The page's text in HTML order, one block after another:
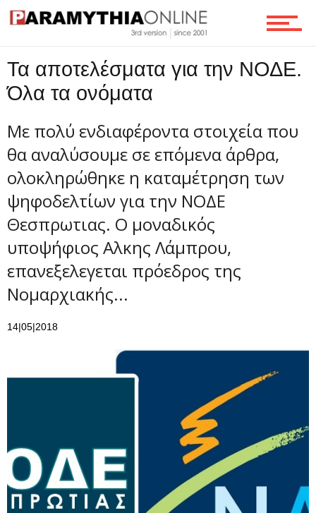
Επικοινωνία
Τα αποτελέσματα για την ΝΟΔΕ.
Όλα τα ονόματα
Με πολύ ενδιαφέροντα στοιχεία που
θα αναλύσουμε σε επόμενα άρθρα,
ολοκληρώθηκε η καταμέτρηση των
ψηφοδελτίων για την ΝΟΔΕ
Θεσπρωτιας. Ο μοναδικός
υποψήφιος Αλκης Λάμπρου,
επανεξελεγεται πρόεδρος της
Νομαρχιακής...
14|05|2018